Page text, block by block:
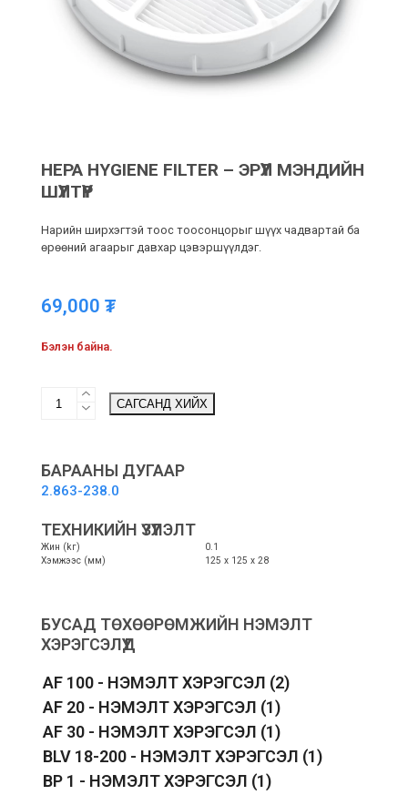
HEPA HYGIENE FILTER – ЭРҮҮЛ МЭНДИЙН
ШҮҮЛТҮҮР
Нарийн ширхэгтэй тоос тоосонцорыг шүүх чадвартай ба
өрөөний агаарыг давхар цэвэршүүлдэг.
69,000 ₮
Бэлэн байна.
hygiene
Эрүүл
шүүлтүүр
САГСАНД ХИЙХ
БАРААНЫ ДУГААР
2.863-238.0
ТЕХНИКИЙН ҮЗҮҮЛЭЛТ
Жин (kг)
0.1
Хэмжээс (мм)
125 х 125 х 28
БУСАД ТӨХӨӨРӨМЖИЙН НЭМЭЛТ
ХЭРЭГСЭЛҮҮД
AF 100 - НЭМЭЛТ ХЭРЭГСЭЛ (2)
AF 20 - НЭМЭЛТ ХЭРЭГСЭЛ (1)
AF 30 - НЭМЭЛТ ХЭРЭГСЭЛ (1)
BLV 18-200 - НЭМЭЛТ ХЭРЭГСЭЛ (1)
BP 1 - НЭМЭЛТ ХЭРЭГСЭЛ (1)